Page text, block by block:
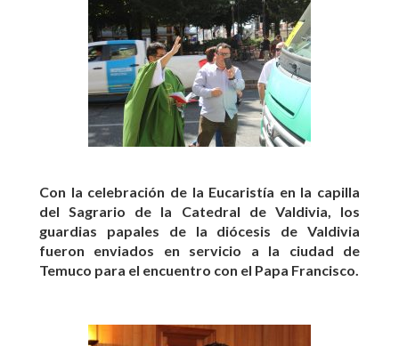
Con la celebración de la Eucaristía en la capilla
del Sagrario de la Catedral de Valdivia, los
guardias papales de la diócesis de Valdivia
fueron enviados en servicio a la ciudad de
Temuco para el encuentro con el Papa Francisco.